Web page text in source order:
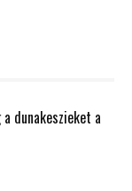
dunakeszieket a